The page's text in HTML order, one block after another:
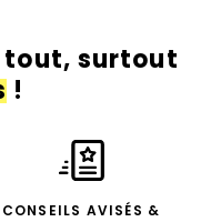
tout, surtout
!
CONSEILS AVISÉS &